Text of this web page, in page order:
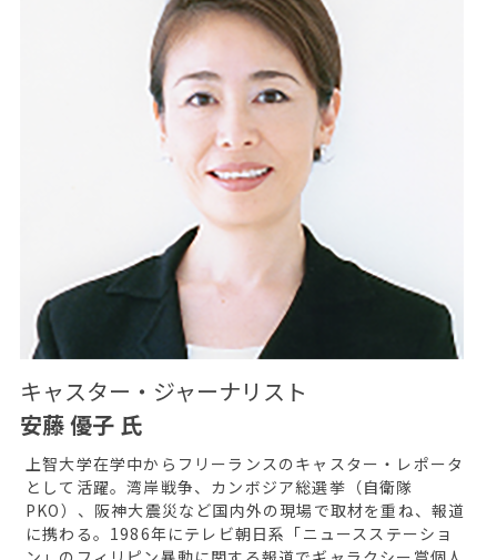
キャスター・ジャーナリスト
安藤 優子 氏
上智大学在学中からフリーランスのキャスター・レポータ
として活躍。湾岸戦争、カンボジア総選挙（自衛隊
PKO）、阪神大震災など国内外の現場で取材を重ね、報道
に携わる。1986年にテレビ朝日系「ニュースステーショ